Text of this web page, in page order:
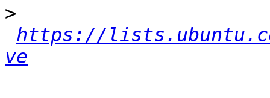
>
https://
ve